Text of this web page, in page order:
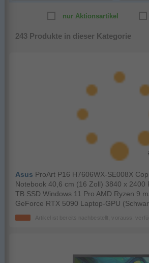
nur Aktionsartikel
243 Produkte in dieser Kategorie
Asus ProArt P16 H7606WX-SE008X
Notebook 40,6 cm (16 Zoll) 3840 x 2400
TB SSD Windows 11 Pro AMD Ryzen 9
GeForce RTX 5090 Laptop-GPU
Artikel ist bereits nachbestellt, vorauss.